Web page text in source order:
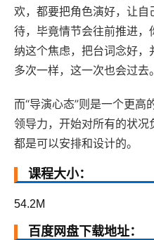
欢，都要把角色演好，让
待，毕竟情节会往前推进
纳这个焦虑，把台词念好
多次一样，这一次也会过去。
而“导演心态”则是一个更高
领导力，开始对所有的状
都是可以安排和设计的。
课程大小：
54.2M
百度网盘下载地址：